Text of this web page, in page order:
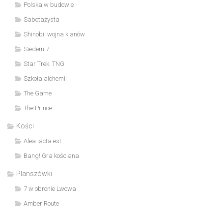
Polska w budowie
Sabotażysta
Shinobi: wojna klanów
Siedem 7
Star Trek: TNG
Szkoła alchemii
The Game
The Prince
Kości
Alea iacta est
Bang! Gra kościana
Planszówki
7 w obronie Lwowa
Amber Route